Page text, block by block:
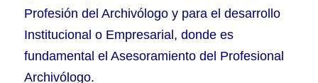
Profesión del Archivólogo y para el desarrollo
Institucional o Empresarial, donde es
fundamental el Asesoramiento del Profesional
Archivólogo.